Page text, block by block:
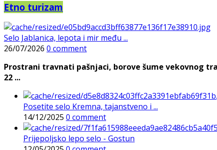
Etno turizam
Selo Jablanica, lepota i mir među ...
26/07/2026 0 comment
Prostrani travnati pašnjaci, borove šume vekovnog
22 ...
Posetite selo Kremna, tajanstveno i ...
14/12/2025 0 comment
Prijepoljsko lepo selo - Gostun